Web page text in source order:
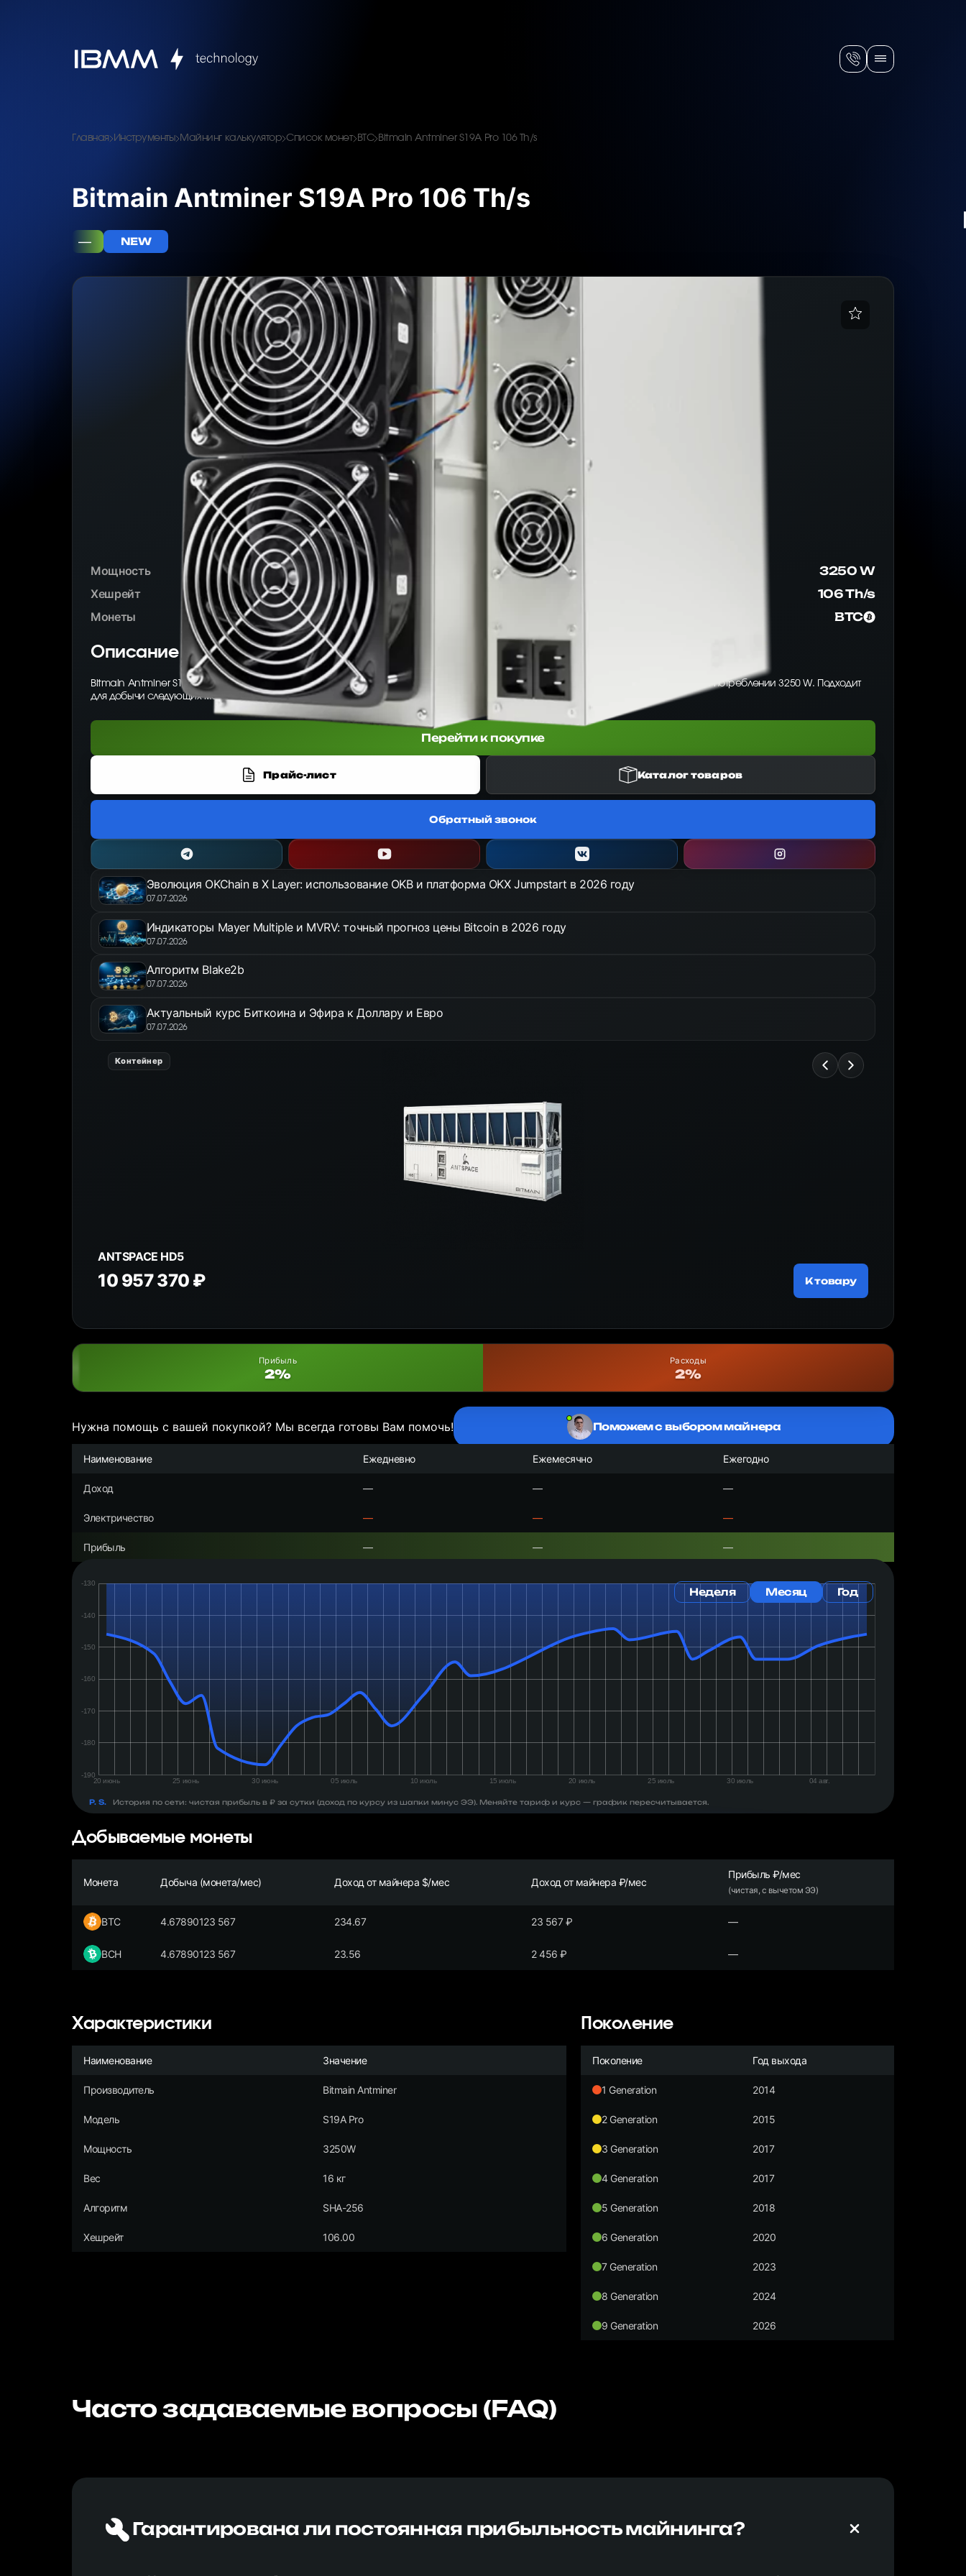
Главная Инструменты Майнинг калькулятор Список монет BTC Bitmain Antminer S19A Pro 106 Th/s
Bitmain Antminer S19A Pro 106 Th/s
— NEW
Мощность
3250 W
Хешрейт
106 Th/s
Монеты
BTC
Описание товара
Bitmain Antminer S19A Pro 106 Th/s — ASIC-майнер от Bitmain Antminer для алгоритма SHA-256. Обеспечивает хешрейт 106.00, при потреблении 3250 W. Подходит
для добычи следующих монет: BTC.
Перейти к покупке
Прайс-лист Каталог товаров
Обратный звонок
Эволюция OKChain в X Layer: использование OKB и платформа OKX Jumpstart в 2026 году
07.07.2026
Индикаторы Mayer Multiple и MVRV: точный прогноз цены Bitcoin в 2026 году
07.07.2026
Алгоритм Blake2b
07.07.2026
Актуальный курс Биткоина и Эфира к Доллару и Евро
07.07.2026
Контейнер
ANTSPACE HD5
10 957 370 ₽ К товару
Прибыль
2%
Расходы
2%
Нужна помощь с вашей покупкой? Мы всегда готовы Вам помочь! Поможем с выбором майнера
Наименование Ежедневно Ежемесячно Ежегодно
Доход — — —
Электричество — — —
Прибыль — — —
Дата:
Неделя Месяц Год
P. S. История по сети: чистая прибыль в ₽ за сутки (доход по курсу из шапки минус ЭЭ). Меняйте тариф и курс — график пересчитывается.
Добываемые монеты
Монета Добыча (монета/мес) Доход от майнера $/мес Доход от майнера ₽/мес
Прибыль ₽/мес
(чистая, с вычетом ЭЭ)
BTC 4.67890123 567 234.67 23 567₽ —
BCH 4.67890123 567 23.56 2 456 ₽ —
Характеристики
Наименование Значение
Производитель Bitmain Antminer
Модель S19A Pro
Мощность 3250W
Вес 16 кг
Алгоритм SHA-256
Хешрейт 106.00
Поколение
Поколение Год выхода
1 Generation 2014
2 Generation 2015
3 Generation 2017
4 Generation 2017
5 Generation 2018
6 Generation 2020
7 Generation 2023
8 Generation 2024
9 Generation 2026
Часто задаваемые вопросы (FAQ)
Гарантирована ли постоянная прибыльность майнинга?